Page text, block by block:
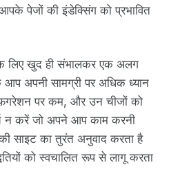
पेजों की इंडेक्सिंग को प्रभावित
खुद ही संभालकर एक अलग
आप अपनी सामग्री पर अधिक ध्यान
पर कम, और उन चीजों को
न करें जो अपने आप काम करनी
साइट का तुरंत अनुवाद करता है
को स्वचालित रूप से लागू करता